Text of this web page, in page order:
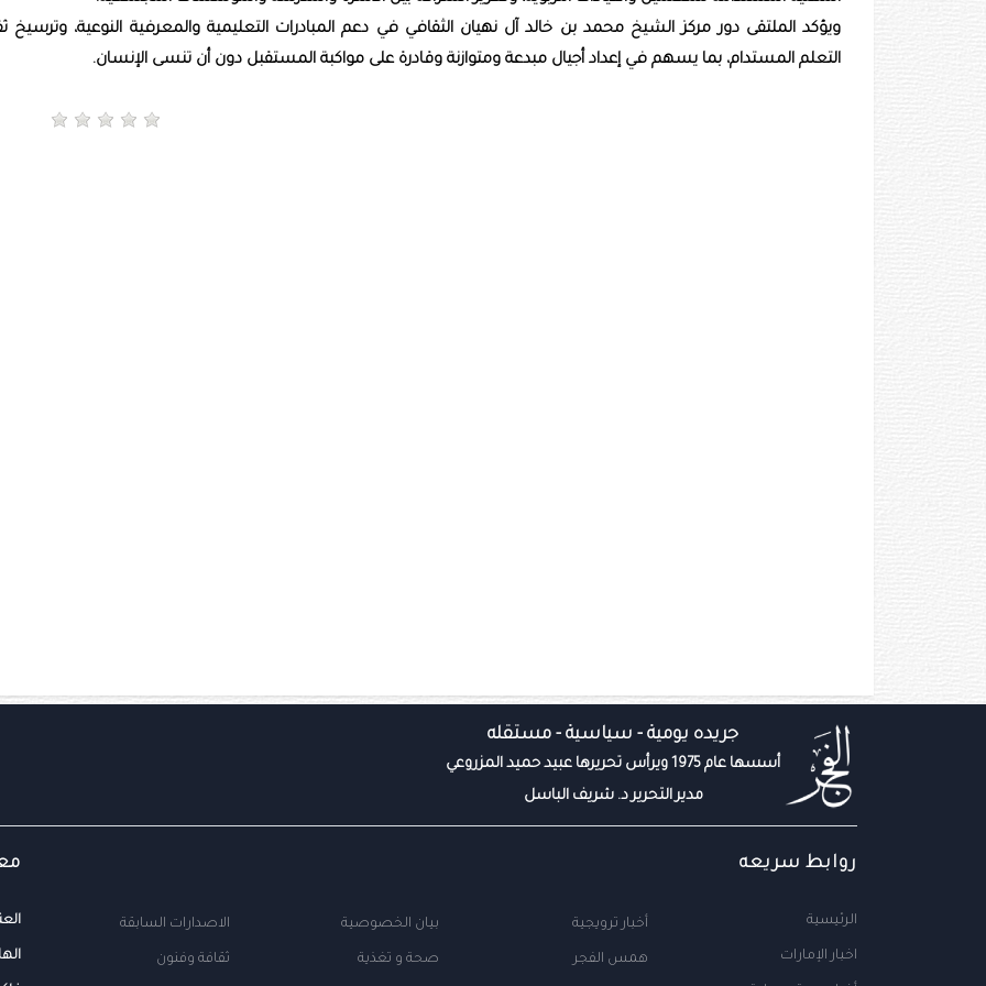
ويؤكد الملتقى دور مركز الشيخ محمد بن خالد آل نهيان الثقافي في دعم المبادرات التعليمية والمعرفية النوعية، وترسيخ
التعلم المستدام، بما يسهم في إعداد أجيال مبدعة ومتوازنة وقادرة على مواكبة المستقبل دون أن تنسى الإنسان.
جريده يومية - سياسية - مستقله
أسسها عام 1975 ويرأس تحريرها عبيد حميد المزروعي
مدير التحرير د. شريف الباسل
روابط سريعه
الرئيسية
اخبار الإمارات
أخبار ترويجية
همس الفجر
بيان الخصوصية
صحة و تغذية
الاصدارات السابقة
ثقافة وفنون